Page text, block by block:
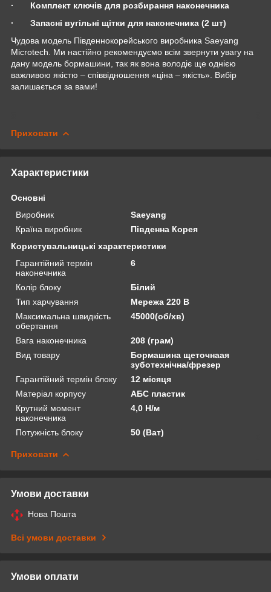
·
Комплект ключів для розбирання наконечника
·
Запасні вугільні щітки для наконечника (2 шт)
Чудова модель Південнокорейського виробника Saeyang
Microtech. Ми настійно рекомендуємо всім звернути увагу на
дану модель бормашини, так як вона володіє ще однією
важливою якістю – співвідношення «ціна – якість». Вибір
залишається за вами!
Приховати
Характеристики
Основні
Виробник
Saeyang
Країна виробник
Південна Корея
Користувальницькі характеристики
Гарантійний термін
наконечника
6
Колір блоку
Білий
Тип харчування
Мережа 220 В
Максимальна швидкість
обертання
45000(об/хв)
Вага наконечника
208 (грам)
Вид товару
Бормашина щеточнаая
зуботехнічна/фрезер
Гарантійний термін блоку
12 місяця
Матеріал корпусу
АБС пластик
Крутний момент
наконечника
4,0 Н/м
Потужність блоку 50 (Ват)
Приховати
Умови доставки
Нова Пошта
Всі умови доставки
Умови оплати